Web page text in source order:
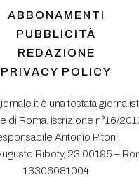
ABBONAMENTI
PUBBLICITÀ
REDAZIONE
PRIVACY POLICY
è una testata
di Roma. Iscrizione n°16/
Antonio Pitoni.
Riboty, 23 00195 –
13306081004